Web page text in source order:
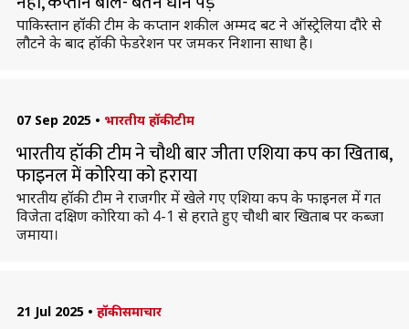
पाकिस्तान हॉकी टीम के कप्तान शकील अम्मद बट ने ऑस्ट्रेलिया दौरे से
लौटने के बाद हॉकी फेडरेशन पर जमकर निशाना साधा है।
07 Sep 2025 • भारतीय हॉकी टीम
भारतीय हॉकी टीम ने चौथी बार जीता एशिया कप का खिताब,
फाइनल में कोरिया को हराया
भारतीय हॉकी टीम ने राजगीर में खेले गए एशिया कप के फाइनल में गत
विजेता दक्षिण कोरिया को 4-1 से हराते हुए चौथी बार खिताब पर कब्जा
जमाया।
21 Jul 2025 • हॉकी समाचार